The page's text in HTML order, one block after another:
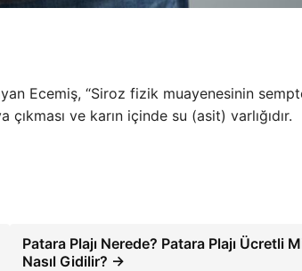
Ecemiş, “Siroz fizik muayenesinin
ve karın içinde su (asit) varlığıdır.
Patara Plajı Nerede? Patara Plajı Ücretli
Nasıl Gidilir? →